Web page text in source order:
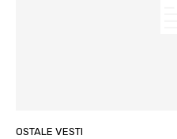
OSTALE VESTI